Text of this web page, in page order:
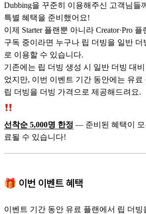
Dubbing을 꾸준히 이용해주신 고객님들
특별 혜택을 준비했어요!
이제 Starter 플랜뿐 아니라 Creator·Pro
구독 중이라면 누구나 립 더빙을 일반 더
로 이용할 수 있습니다.
기존에는 립 더빙 생성 시 일반 더빙 대
었지만, 이번 이벤트 기간 동안에는 유료
립 더빙을 더빙 가격으로 제공해드려요.
선착순 5,000명 한정 — 준비된 혜택이 모
료될 수 있습니다!
🎁 이번 이벤트 혜택
이벤트 기간 동안 유료 플랜에서 립 더빙